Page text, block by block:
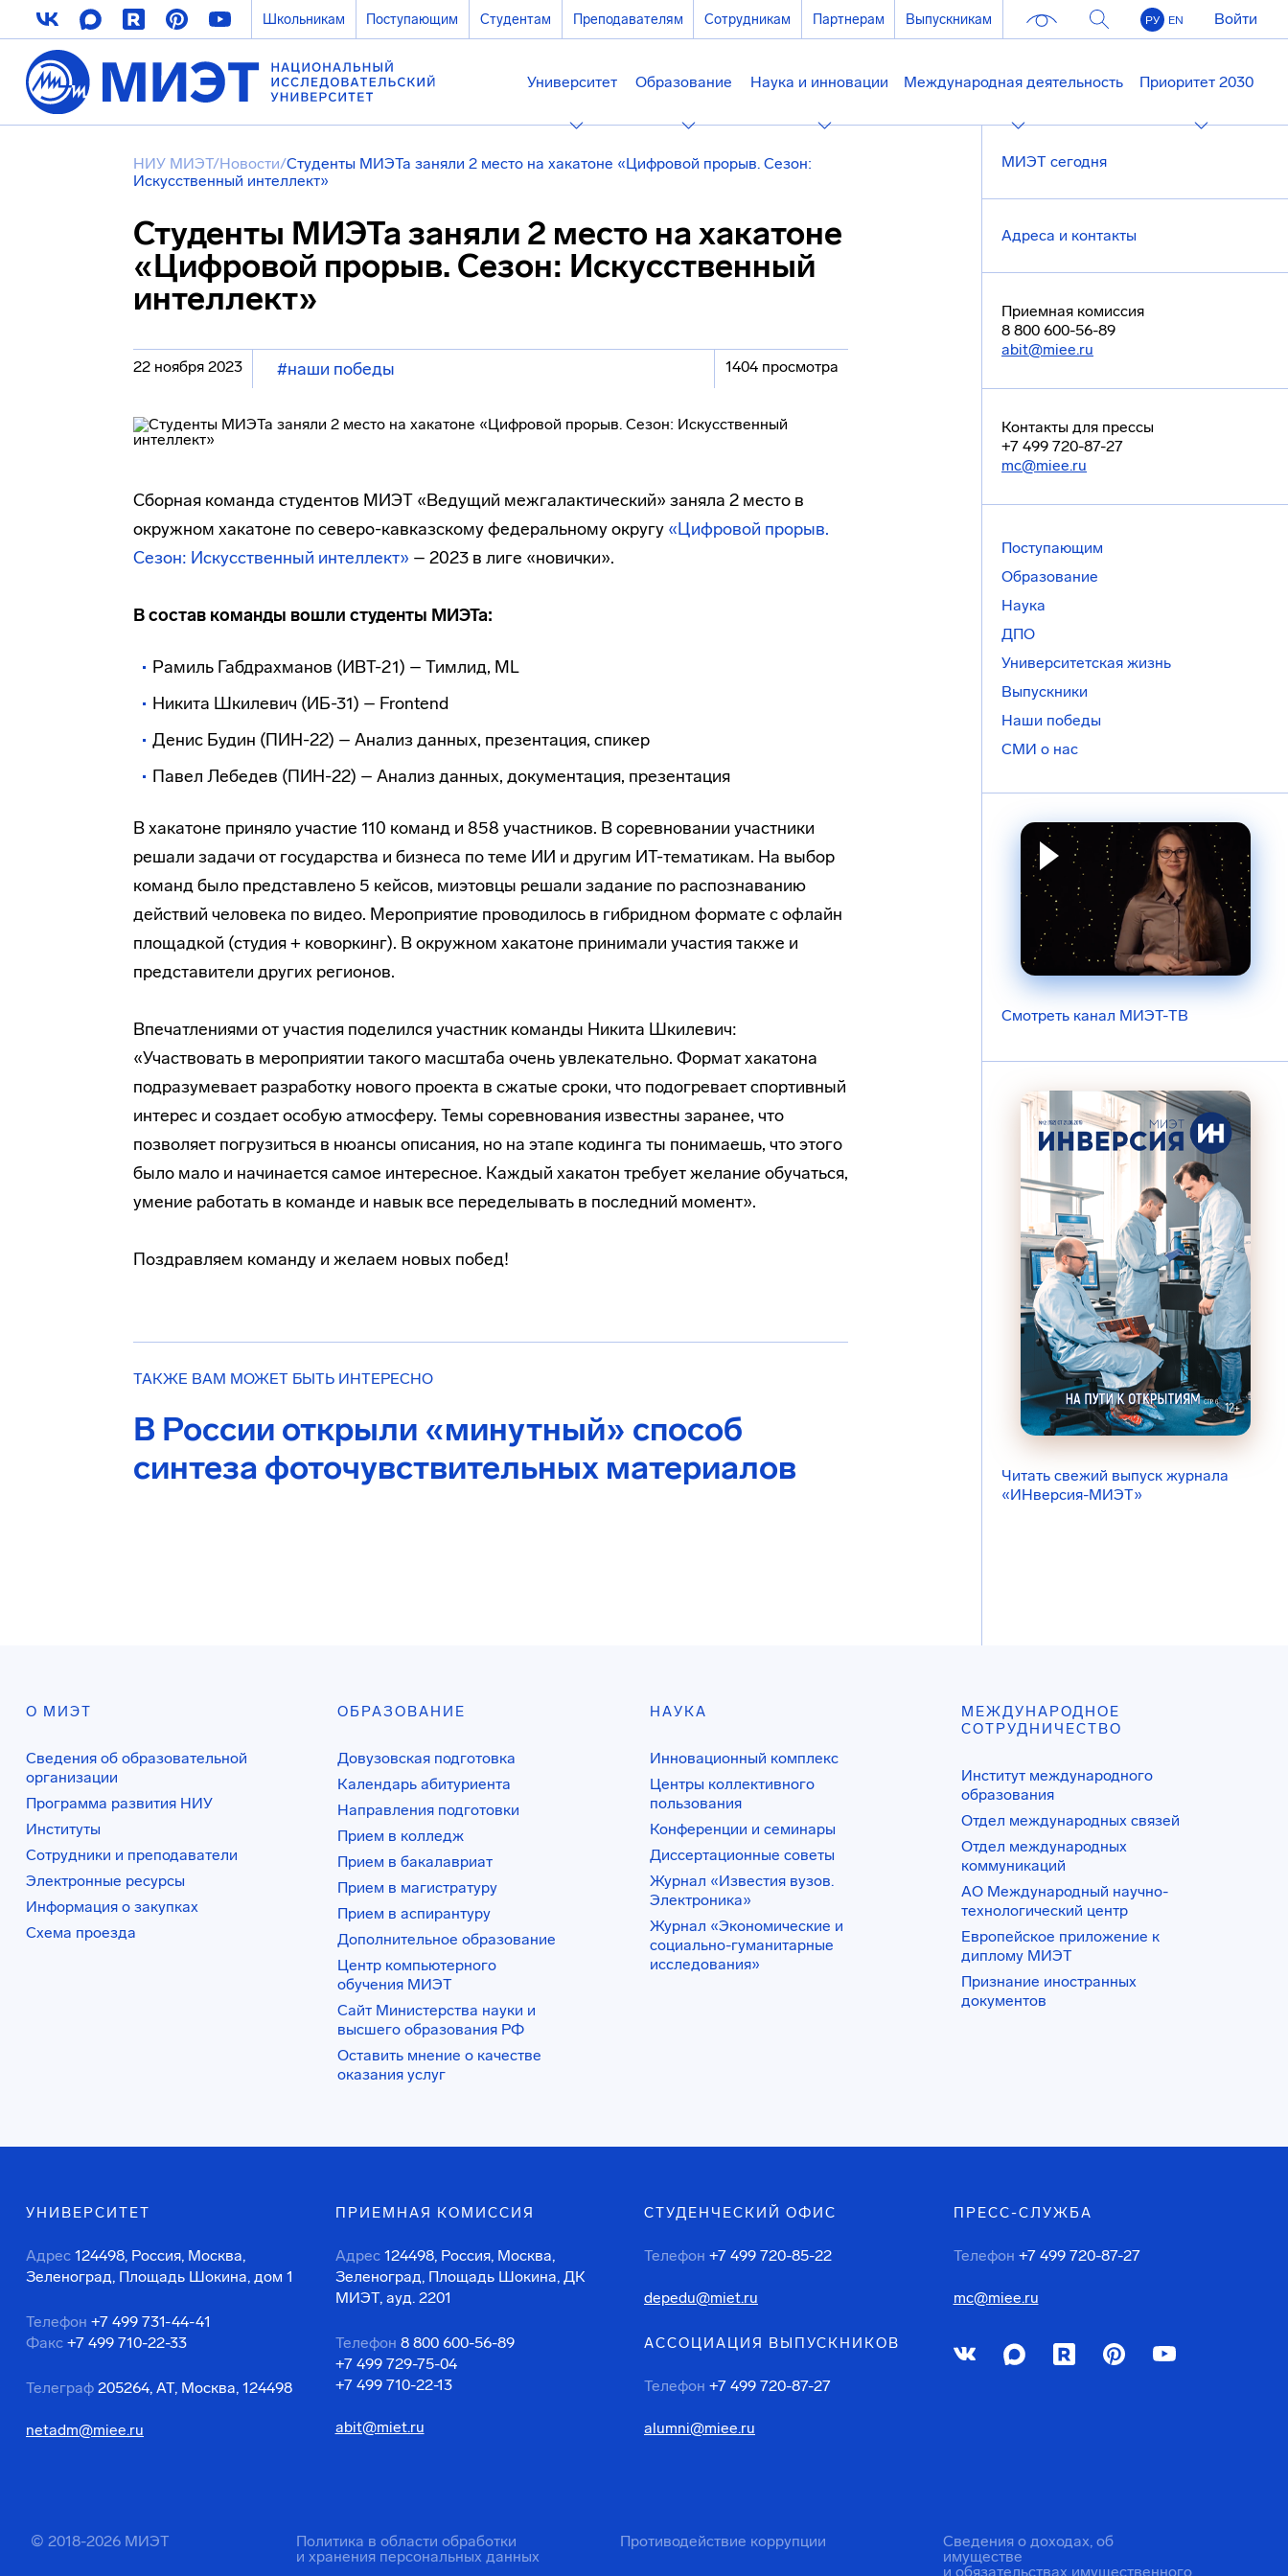
Школьникам Поступающим Студентам Преподавателям Сотрудникам Партнерам Выпускникам РУ EN Войти
Университет Образование Наука и инновации Международная деятельность Приоритет 2030
НИУ МИЭТ/Новости/Студенты МИЭТа заняли 2 место на хакатоне «Цифровой прорыв. Сезон:
Искусственный интеллект»
Студенты МИЭТа заняли 2 место на хакатоне
«Цифровой прорыв. Сезон: Искусственный
интеллект»
22 ноября 2023 #наши победы 1404 просмотра
Сборная команда студентов МИЭТ «Ведущий межгалактический» заняла 2 место в
окружном хакатоне по северо-кавказскому федеральному округу «Цифровой прорыв.
Сезон: Искусственный интеллект» – 2023 в лиге «новички».
В состав команды вошли студенты МИЭТа:
Рамиль Габдрахманов (ИВТ-21) – Тимлид, ML
Никита Шкилевич (ИБ-31) – Frontend
Денис Будин (ПИН-22) – Анализ данных, презентация, спикер
Павел Лебедев (ПИН-22) – Анализ данных, документация, презентация
В хакатоне приняло участие 110 команд и 858 участников. В соревновании участники
решали задачи от государства и бизнеса по теме ИИ и другим ИТ-тематикам. На выбор
команд было представлено 5 кейсов, миэтовцы решали задание по распознаванию
действий человека по видео. Мероприятие проводилось в гибридном формате с офлайн
площадкой (студия + коворкинг). В окружном хакатоне принимали участия также и
представители других регионов.
Впечатлениями от участия поделился участник команды Никита Шкилевич:
«Участвовать в мероприятии такого масштаба очень увлекательно. Формат хакатона
подразумевает разработку нового проекта в сжатые сроки, что подогревает спортивный
интерес и создает особую атмосферу. Темы соревнования известны заранее, что
позволяет погрузиться в нюансы описания, но на этапе кодинга ты понимаешь, что этого
было мало и начинается самое интересное. Каждый хакатон требует желание обучаться,
умение работать в команде и навык все переделывать в последний момент».
Поздравляем команду и желаем новых побед!
ТАКЖЕ ВАМ МОЖЕТ БЫТЬ ИНТЕРЕСНО
В России открыли «минутный» способ
синтеза фоточувствительных материалов
МИЭТ сегодня
Адреса и контакты
Приемная комиссия
8 800 600-56-89
abit@miee.ru
Контакты для прессы
+7 499 720-87-27
mc@miee.ru
Поступающим
Образование
Наука
ДПО
Университетская жизнь
Выпускники
Наши победы
СМИ о нас
Смотреть канал МИЭТ-ТВ
Читать свежий выпуск журнала
«ИНверсия-МИЭТ»
О МИЭТ
Сведения об образовательной
организации
Программа развития НИУ
Институты
Сотрудники и преподаватели
Электронные ресурсы
Информация о закупках
Схема проезда
ОБРАЗОВАНИЕ
Довузовская подготовка
Календарь абитуриента
Направления подготовки
Прием в колледж
Прием в бакалавриат
Прием в магистратуру
Прием в аспирантуру
Дополнительное образование
Центр компьютерного
обучения МИЭТ
Сайт Министерства науки и
высшего образования РФ
Оставить мнение о качестве
оказания услуг
НАУКА
Инновационный комплекс
Центры коллективного
пользования
Конференции и семинары
Диссертационные советы
Журнал «Известия вузов.
Электроника»
Журнал «Экономические и
социально-гуманитарные
исследования»
МЕЖДУНАРОДНОЕ
СОТРУДНИЧЕСТВО
Институт международного
образования
Отдел международных связей
Отдел международных
коммуникаций
АО Международный научно-
технологический центр
Европейское приложение к
диплому МИЭТ
Признание иностранных
документов
УНИВЕРСИТЕТ
Адрес 124498, Россия, Москва,
Зеленоград, Площадь Шокина, дом 1
Телефон +7 499 731-44-41
Факс +7 499 710-22-33
Телеграф 205264, АТ, Москва, 124498
netadm@miee.ru
ПРИЕМНАЯ КОМИССИЯ
Адрес 124498, Россия, Москва,
Зеленоград, Площадь Шокина, ДК
МИЭТ, ауд. 2201
Телефон 8 800 600-56-89
+7 499 729-75-04
+7 499 710-22-13
abit@miet.ru
СТУДЕНЧЕСКИЙ ОФИС
Телефон +7 499 720-85-22
depedu@miet.ru
АССОЦИАЦИЯ ВЫПУСКНИКОВ
Телефон +7 499 720-87-27
alumni@miee.ru
ПРЕСС-СЛУЖБА
Телефон +7 499 720-87-27
mc@miee.ru
© 2018-2026 МИЭТ
Политика в области обработки
и хранения персональных данных
Противодействие коррупции
Сведения о доходах, об
имуществе
и обязательствах имущественного